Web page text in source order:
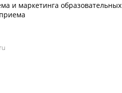
и маркетинга образовательных